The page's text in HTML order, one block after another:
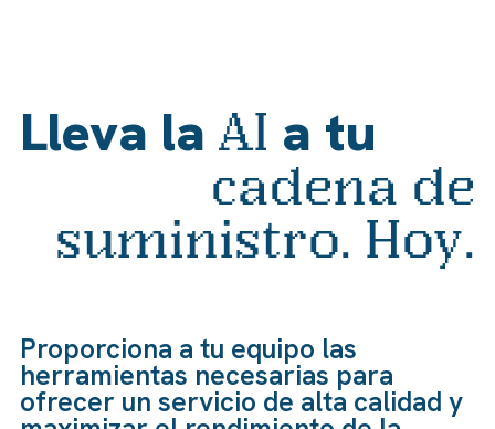
Lleva la AI a tu
cadena de
suministro. Hoy.
Proporciona a tu equipo las
herramientas necesarias para
ofrecer un servicio de alta calidad y